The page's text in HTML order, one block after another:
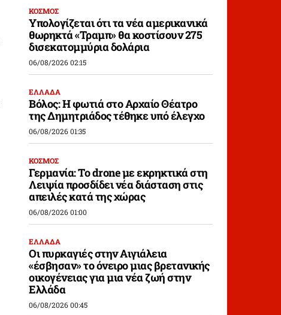
ΚΟΣΜΟΣ
Υπολογίζεται ότι τα νέα αμερικανικά
θωρηκτά «Τραμπ» θα κοστίσουν 275
δισεκατομμύρια δολάρια
06/08/2026 02:15
ΕΛΛΑΔΑ
Βόλος: Η φωτιά στο Αρχαίο Θέατρο
της Δημητριάδος τέθηκε υπό έλεγχο
06/08/2026 01:35
ΚΟΣΜΟΣ
Γερμανία: Το drone με εκρηκτικά στη
Λειψία προσδίδει νέα διάσταση στις
απειλές κατά της χώρας
06/08/2026 01:00
ΕΛΛΑΔΑ
Οι πυρκαγιές στην Αιγιάλεια
«έσβησαν» το όνειρο μιας βρετανικής
οικογένειας για μια νέα ζωή στην
Ελλάδα
06/08/2026 00:45